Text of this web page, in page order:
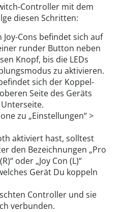
Controller mit dem
diesen Schritten:
Cons befindet sich auf
runder Button neben
Knopf, bis die LEDs
zu aktivieren.
sich der Koppel-
Seite des Geräts
zu „Einstellungen“ >
aktiviert hast, solltest
den Bezeichnungen „Pro
oder „Joy Con (L)“
Gerät Du koppeln
Controller und sie
verbunden.